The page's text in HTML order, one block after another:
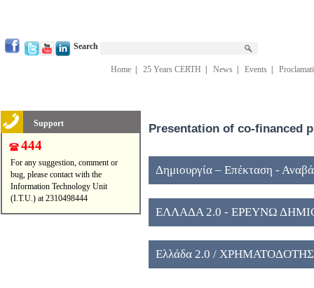
Search
Home 25 Years CERTH News Events
Support
444
For any suggestion, comment or
bug, please contact with the
Information Technology Unit
(I.T.U.) at 2310498444
Presentation of co-financed
Δημιουργία – Επέκταση -
Ερευνητικών Κέντρων
ΕΛΛΑΔΑ 2.0 - ΕΡΕΥΝΩ
Ελλάδα 2.0 /